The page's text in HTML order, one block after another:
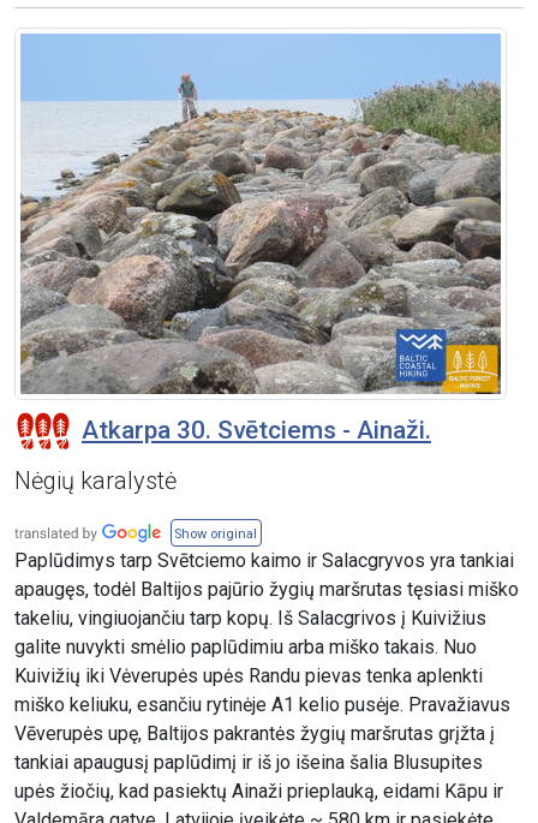
Atkarpa 30. Svētciems - Ainaži.
Nėgių karalystė
Show original
Paplūdimys tarp Svētciemo kaimo ir Salacgryvos yra tankiai
apaugęs, todėl Baltijos pajūrio žygių maršrutas tęsiasi miško
takeliu, vingiuojančiu tarp kopų. Iš Salacgrivos į Kuivižius
galite nuvykti smėlio paplūdimiu arba miško takais. Nuo
Kuivižių iki Vėverupės upės Randu pievas tenka aplenkti
miško keliuku, esančiu rytinėje A1 kelio pusėje. Pravažiavus
Vēverupės upę, Baltijos pakrantės žygių maršrutas grįžta į
tankiai apaugusį paplūdimį ir iš jo išeina šalia Blusupites
upės žiočių, kad pasiektų Ainaži prieplauką, eidami Kāpu ir